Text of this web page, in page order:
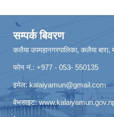
सम्पर्क बिवरण
कलैया उपमहानगरपालिका, कलैया
फोन नं.: +977 - 053- 550135
इमेल: kalaiyamun@gmail.com
वेभसाइट: